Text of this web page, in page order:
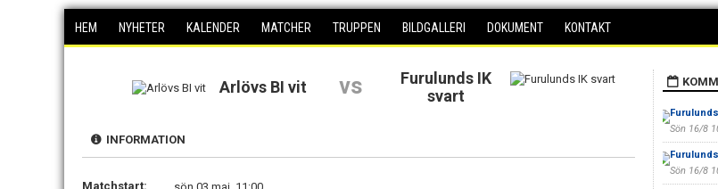
HEM NYHETER KALENDER MATCHER TRUPPEN BILDGALLERI DOKUMENT KONTAKT
Arlövs BI vit vs
Furulunds IK
svart
INFORMATION
Matchstart:
Sön 16/8
Sön 16/8